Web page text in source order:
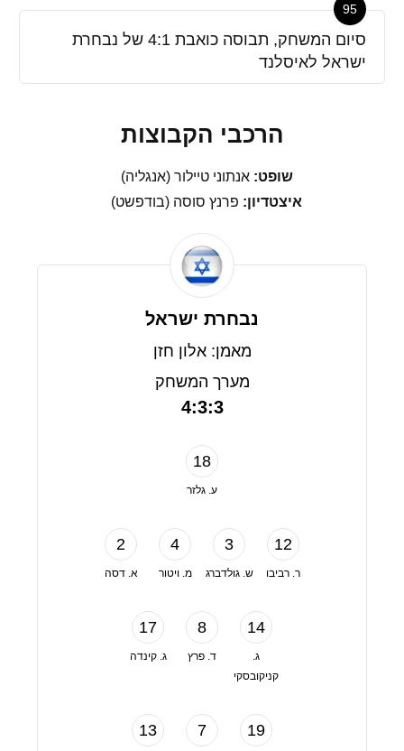
95
סיום המשחק, תבוסה כואבת 4:1 של נבחרת
ישראל לאיסלנד
הרכבי הקבוצות
שופט:אנתוני טיילור (אנגליה)
איצטדיון: פרנץ סוסה (בודפשט)
נבחרת ישראל
מאמן: אלון חזן
מערך המשחק
4:3:3
18
ע. גלזר
2
א. דסה
4
מ. ויטור
3
ש. גולדברג
12
ר. רביבו
17
ג. קינדה
8
ד. פרץ
14
ג.
קניקובסקי
13 7 19